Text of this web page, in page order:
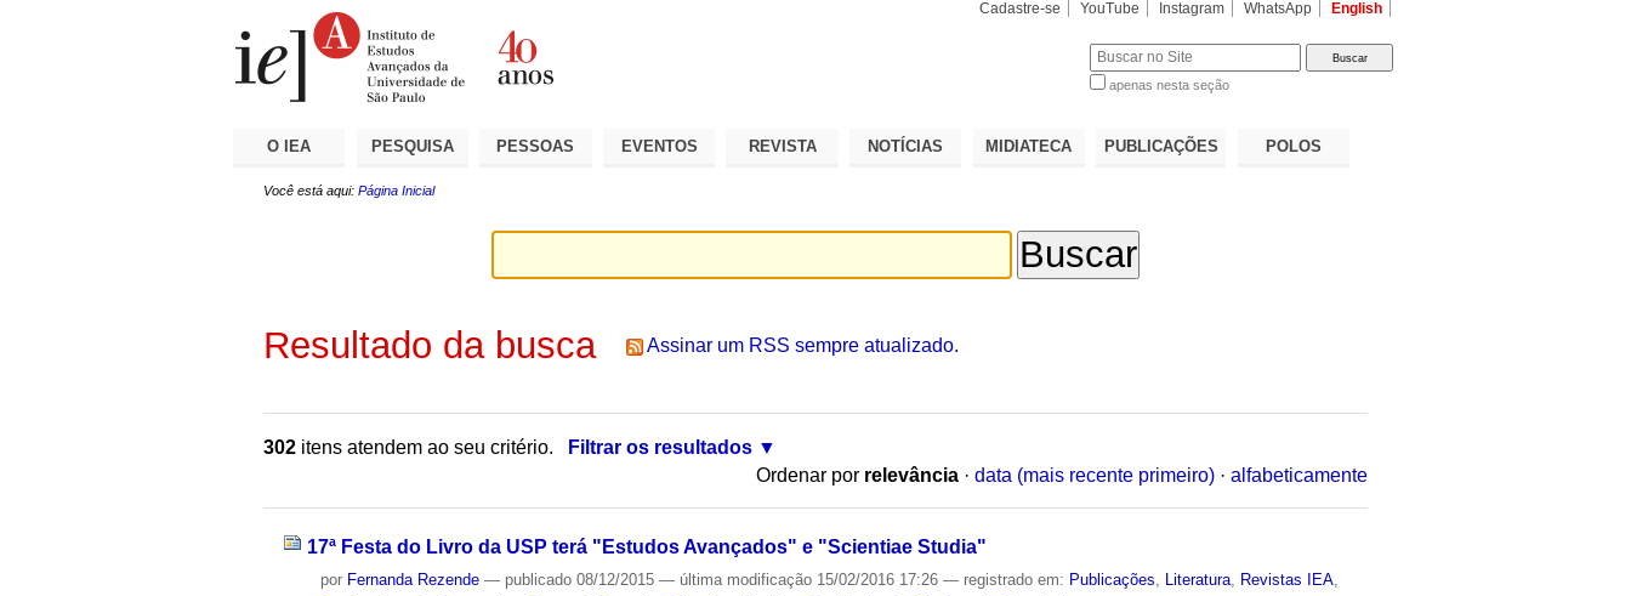
Cadastre-se YouTube Instagram WhatsApp English
apenas nesta seção
O IEA PESQUISA PESSOAS EVENTOS REVISTA NOTÍCIAS MIDIATECA PUBLICAÇÕES POLOS
Você está aqui: Página Inicial
Resultado da busca Assinar um RSS sempre atualizado.
302 itens atendem ao seu critério.
Filtrar os resultados
Ordenar por relevância · data (mais recente primeiro) · alfabeticamente
17ª Festa do Livro da USP terá "Estudos Avançados" e "Scientiae Studia"
por Fernanda Rezende — publicado 08/12/2015— última modificação 15/02/2016 17:26— registrado em: Publicações Literatura Revistas IEA